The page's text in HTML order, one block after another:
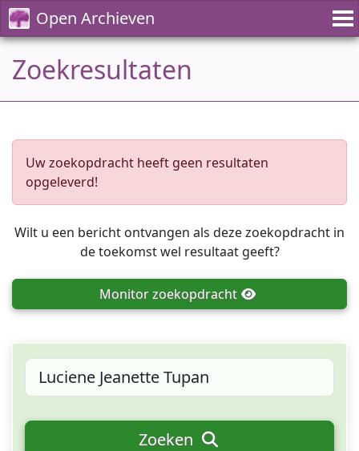
Open Archieven
Zoekresultaten
Uw zoekopdracht heeft geen resultaten
opgeleverd!
Wilt u een bericht ontvangen als deze zoekopdracht in
de toekomst wel resultaat geeft?
Monitorzoekopdracht
Zoeken